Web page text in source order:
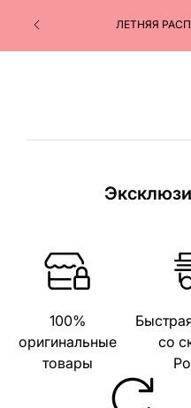
ЛЕТНЯЯ
100%
оригинальные
товары
со